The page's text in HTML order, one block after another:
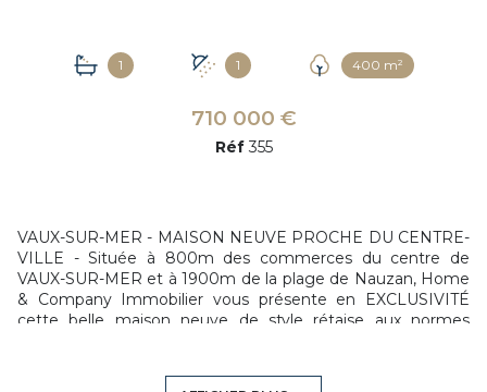
1 1 400 m²
710 000 €
Réf355
VAUX-SUR-MER - MAISON NEUVE PROCHE DU CENTRE-
VILLE - Située à 800m des commerces du centre de
VAUX-SUR-MER et à 1900m de la plage de Nauzan, Home
& Company Immobilier vous présente en EXCLUSIVITÉ
cette belle maison neuve de style rétaise aux normes
habité à l'année, elle offre au rez-de-chaussée une entrée